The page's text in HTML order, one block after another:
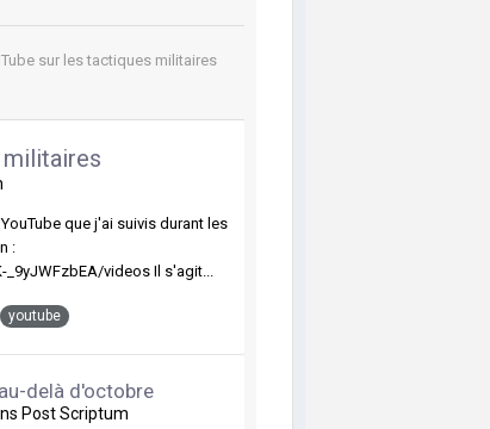
sur les tactiques militaires
militaires
que j'ai suivis durant les
:
videos Il s'agit...
youtube
delà d'octobre
Post Scriptum